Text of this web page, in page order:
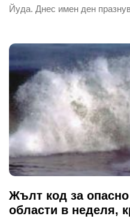
Йуда. Днес имен ден
Жълт код за
области в неделя,